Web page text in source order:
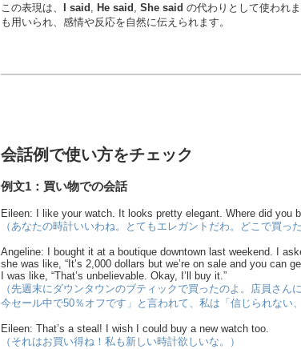
この表現は、 I said He said She said の代わりとして使われま
も用いられ、感情や反応を自然に伝えられます。
会話例で使い方をチェック
例文1：買い物での会話
Eileen: I like your watch. It looks pretty elegant. Where did you
（あなたの時計いいわね。とてもエレガントだわ。どこで買った
Angeline: I bought it at a boutique downtown last weekend. I
she was like, “It’s 2,000 dollars but we’re on sale and you can
I was like, “That’s unbelievable. Okay, I’ll buy it.”
（先週末にダウンタウンのブティックで買ったのよ。店員さん
今セール中で50％オフです」と言われて、私は「信じられない
Eileen: That’s a steal! I wish I could buy a new watch too.
（それはお買い得ね！私も新しい時計欲しいな。）